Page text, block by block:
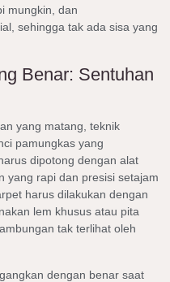
mungkin, dan
sehingga tak ada sisa yang
Benar: Sentuhan
yang matang, teknik
pamungkas yang
dipotong dengan alat
yang rapi dan presisi setajam
harus dilakukan dengan
lem khusus atau pita
tak terlihat oleh
dengan benar saat